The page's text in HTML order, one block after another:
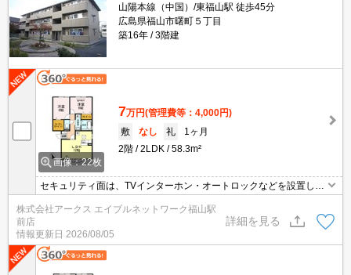
山陽本線（中国）/東福山駅 徒歩45分
広島県福山市曙町５丁目
築16年
3階建
画像：22枚
7万円(管理費等：4,000円)
敷
なし 礼
1ヶ月
2階
2LDK 58.3m²
セキュリティ面は、TVインターホン・オートロックなどを設置して
いるので安全面でも優れております。出勤や通学前の忙しい時間を
スムーズにする独立した洗面所の物件はいかがですか。収納はシュ
ーズボックス・クロゼットなど豊富なので、広々と空間を利用する
ことも可能です。BSアンテナ工事済みの、嬉しい条件が整った物件
となっています。
株式会社アークス エイブルネットワーク福山駅
前店
情報更新日 2026/08/05
詳細を見る